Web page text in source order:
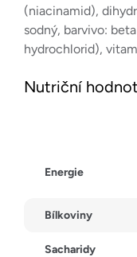
(niacinamid),
sodný, barvivo:
hydrochlorid),
Nutriční
Energie
Bílkoviny
Sacharidy